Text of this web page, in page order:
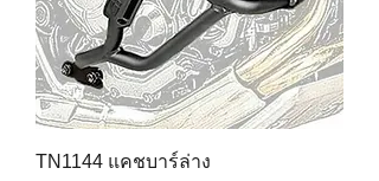
TN1144 แคชบาร์ล่าง